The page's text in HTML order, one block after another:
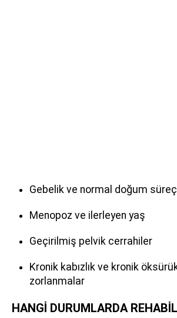
Gebelik ve normal doğum
Menopoz ve ilerleyen yaş
Geçirilmiş pelvik cerrahiler
Kronik kabızlık ve kronik
zorlanmalar
HANGİ DURUMLARDA